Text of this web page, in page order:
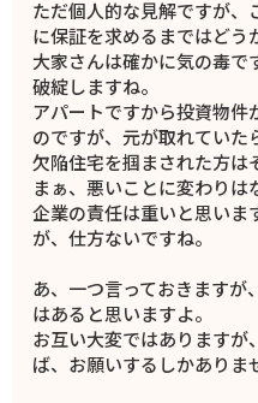
ただ個人的な見解ですが、
に保証を求めるまではどう
大家さんは確かに気の毒で
破綻しますね。
アパートですから投資物件
のですが、元が取れていた
欠陥住宅を掴まされた方は
まぁ、悪いことに変わりは
企業の責任は重いと思いま
が、仕方ないですね。
あ、一つ言っておきますが
はあると思いますよ。
お互い大変ではありますが
ば、お願いするしかありま